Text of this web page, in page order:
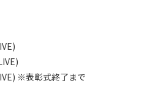
※表彰式終了まで